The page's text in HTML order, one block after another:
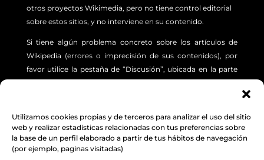
Utilizamos cookies propias y de terceros para analizar el uso del sitio
web y realizar estadísticas relacionadas con tus preferencias sobre
la base de un perfil elaborado a partir de tus hábitos de navegación
(por ejemplo, paginas visitadas)
otros proyectos Wikimedia, pero no tiene control editorial
sobre estos sitios, y no interviene en su contenido.
Si tiene algún problema concreto sobre los artículos de
Wikipedia (errores o imprecisión de sus contenidos), por
favor utilice la pestaña de “Discusión”, ubicada en la parte
superior izquierda de cada artículo. Además, le sugerimos
Aviso Legal,Protección de DatosyPolítica de
cookies